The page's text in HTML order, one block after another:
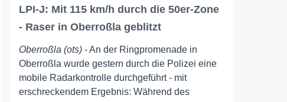
LPI-J: Mit 115 km/h durch die 50er-Zone
- Raser in Oberroßla geblitzt
Oberroßla (ots) - An der Ringpromenade in
Oberroßla wurde gestern durch die Polizei eine
mobile Radarkontrolle durchgeführt - mit
erschreckendem Ergebnis: Während des